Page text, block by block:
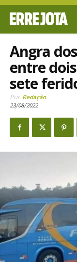
Angra
entre
sete
Por Redação
23/08/2022